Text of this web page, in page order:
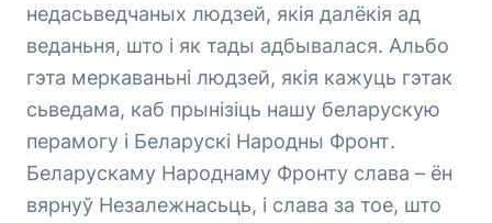
недасьведчаных людзей, якія далёкія ад
веданьня, што і як тады адбывалася. Альбо
гэта меркаваньні людзей, якія кажуць гэтак
сьведама, каб прынізіць нашу беларускую
перамогу і Беларускі Народны Фронт.
Беларускаму Народнаму Фронту слава – ён
вярнуў Незалежнасьць, і слава за тое, што